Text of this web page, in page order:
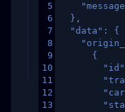
5
6
7
8
9
10
11
12
13
  },
  "data": {
      {